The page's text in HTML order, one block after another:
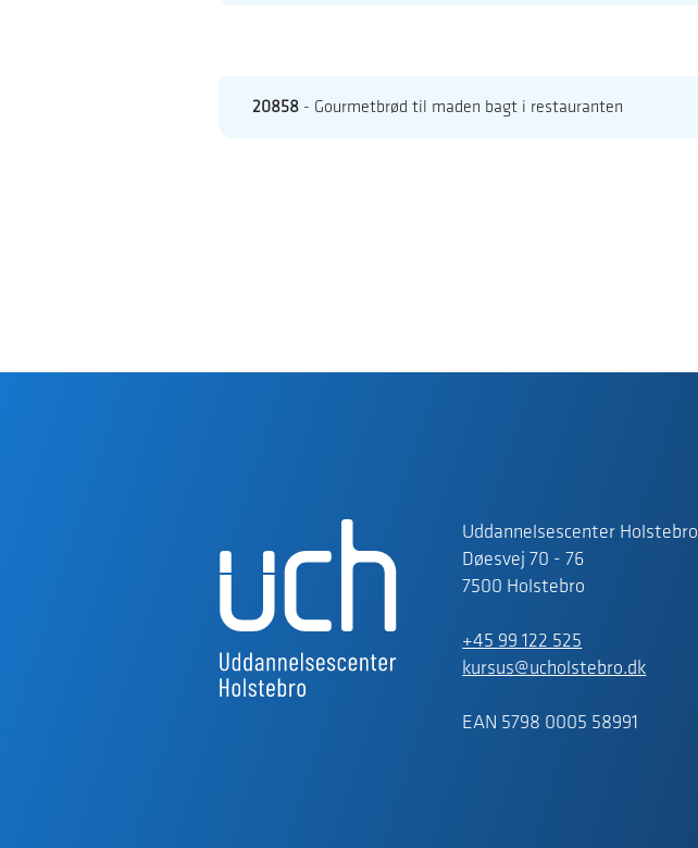
20858 - Gourmetbrød til maden bagt i restauranten
Uddannelsescenter Holstebro
Døesvej 70 - 76
7500 Holstebro
+45 99 122 525
kursus@ucholstebro.dk
EAN 5798 0005 58991